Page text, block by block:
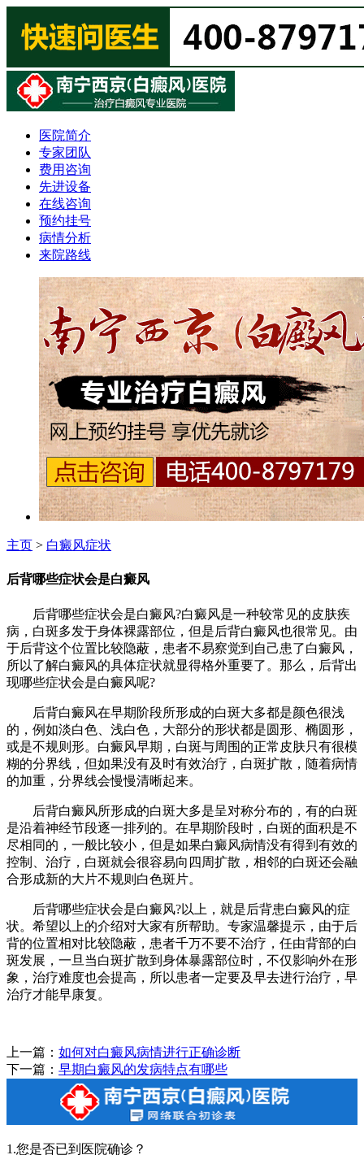
医院简介
专家团队
费用咨询
先进设备
在线咨询
预约挂号
病情分析
来院路线
主页 > 白癜风症状
后背哪些症状会是白癜风
后背哪些症状会是白癜风?白癜风是一种较常见的皮肤疾
病，白斑多发于身体裸露部位，但是后背白癜风也很常见。由
于后背这个位置比较隐蔽，患者不易察觉到自己患了白癜风，
所以了解白癜风的具体症状就显得格外重要了。那么，后背出
现哪些症状会是白癜风呢?
后背白癜风在早期阶段所形成的白斑大多都是颜色很浅
的，例如淡白色、浅白色，大部分的形状都是圆形、椭圆形，
或是不规则形。白癜风早期，白斑与周围的正常皮肤只有很模
糊的分界线，但如果没有及时有效治疗，白斑扩散，随着病情
的加重，分界线会慢慢清晰起来。
后背白癜风所形成的白斑大多是呈对称分布的，有的白斑
是沿着神经节段逐一排列的。在早期阶段时，白斑的面积是不
尽相同的，一般比较小，但是如果白癜风病情没有得到有效的
控制、治疗，白斑就会很容易向四周扩散，相邻的白斑还会融
合形成新的大片不规则白色斑片。
后背哪些症状会是白癜风?以上，就是后背患白癜风的症
状。希望以上的介绍对大家有所帮助。专家温馨提示，由于后
背的位置相对比较隐蔽，患者千万不要不治疗，任由背部的白
斑发展，一旦当白斑扩散到身体暴露部位时，不仅影响外在形
象，治疗难度也会提高，所以患者一定要及早去进行治疗，早
治疗才能早康复。
上一篇： 如何对白癜风病情进行正确诊断
下一篇： 早期白癜风的发病特点有哪些
1.您是否已到医院确诊？